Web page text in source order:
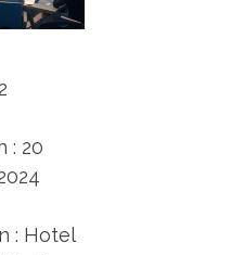
: 20
: Hotel